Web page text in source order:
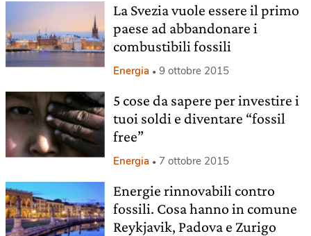
La Svezia vuole essere il primo
paese ad abbandonare i
combustibili fossili
Energia 9 ottobre 2015
5 cose da sapere per investire i
tuoi soldi e diventare “fossil
free”
Energia 7 ottobre 2015
Energie rinnovabili contro
fossili. Cosa hanno in comune
Reykjavik, Padova e Zurigo